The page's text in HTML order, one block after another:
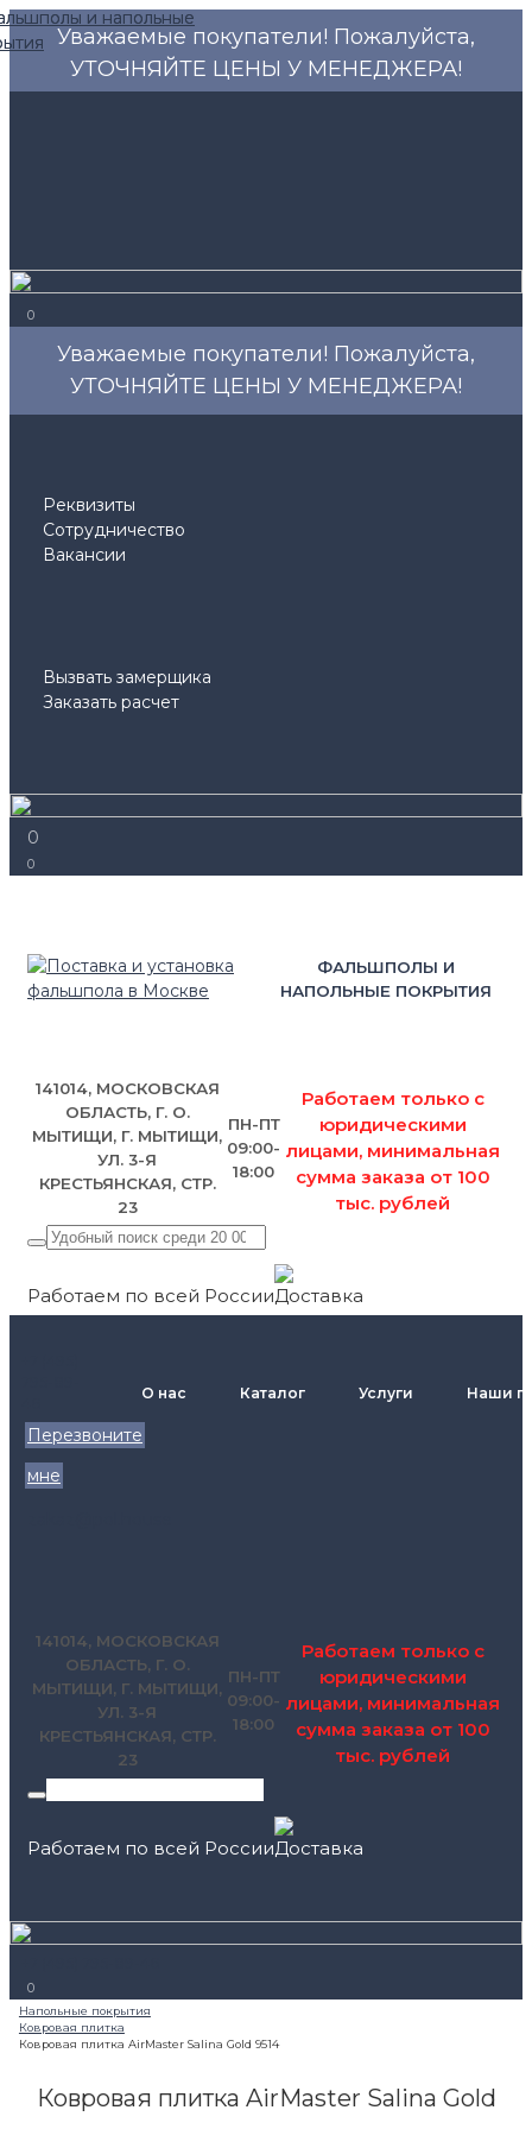
Уважаемые покупатели! Пожалуйста,
УТОЧНЯЙТЕ ЦЕНЫ У МЕНЕДЖЕРА!
0
Уважаемые покупатели! Пожалуйста,
УТОЧНЯЙТЕ ЦЕНЫ У МЕНЕДЖЕРА!
Реквизиты
Сотрудничество
Вакансии
Вызвать замерщика
Заказать расчет
0
0
ФАЛЬШПОЛЫ И
НАПОЛЬНЫЕ ПОКРЫТИЯ
141014, МОСКОВСКАЯ
ОБЛАСТЬ, Г. О.
МЫТИЩИ, Г. МЫТИЩИ,
УЛ. 3-Я
КРЕСТЬЯНСКАЯ, СТР.
23
ПН-ПТ
09:00-
18:00
Работаем только с
юридическими
лицами, минимальная
сумма заказа от 100
тыс. рублей
Работаем по всей России
Перезвоните
мне
О нас Каталог Услуги Наши
141014, МОСКОВСКАЯ
ОБЛАСТЬ, Г. О.
МЫТИЩИ, Г. МЫТИЩИ,
УЛ. 3-Я
КРЕСТЬЯНСКАЯ, СТР.
23
ПН-ПТ
09:00-
18:00
Работаем только с
юридическими
лицами, минимальная
сумма заказа от 100
тыс. рублей
Работаем по всей России
0
Ковровая плитка AirMaster Salina Gold